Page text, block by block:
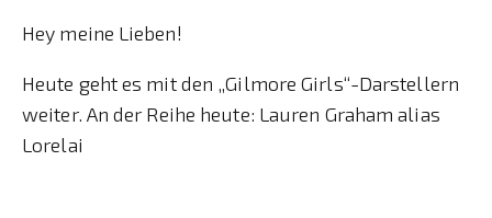
Hey meine Lieben!
Heute geht es mit den „Gilmore Girls“-Darstellern
weiter. An der Reihe heute: Lauren Graham alias
Lorelai